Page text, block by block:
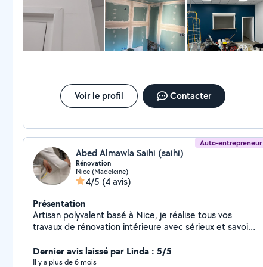
son offre. Peut-être une autre fois, je le garde dans mes favoris
et lui souhaite une excellente continuation.
Voir le profil Contacter
Auto-entrepreneur
Abed Almawla Saihi (saihi)
Rénovation
Nice (Madeleine)
4/5 (4 avis)
Présentation
Artisan polyvalent basé à Nice, je réalise tous vos
travaux de rénovation intérieure avec sérieux et savoir-
papier peint, montage de cuisine, travaux de plomberie
je m'occupe de tout, du sol au plafond. Chaque
Dernier avis laissé par Linda : 5/5
Il y a plus de 6 mois